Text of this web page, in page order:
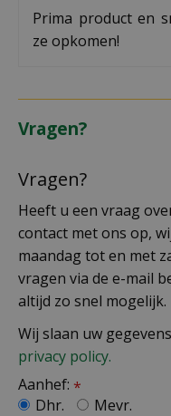
Prima product en
ze opkomen!
Vragen?
Vragen?
Heeft u een vraag
contact met ons op,
maandag tot en met
vragen via de e-mail
altijd zo snel mogelijk.
Wij slaan uw
privacy policy.
Aanhef: *
Dhr.
Mevr.